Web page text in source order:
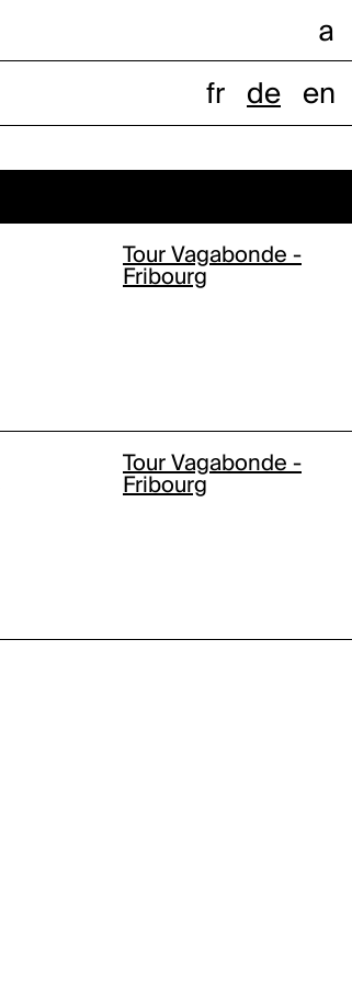
a
fr de en
Tour Vagabonde -
Fribourg
Tour Vagabonde -
Fribourg